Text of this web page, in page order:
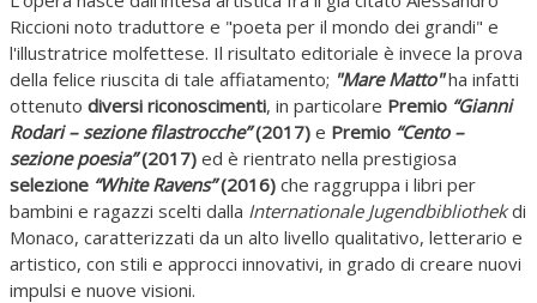
Riccioni noto traduttore e "poeta per il mondo dei grandi" e
l'illustratrice molfettese. Il risultato editoriale è invece la prova
della felice riuscita di tale affiatamento; "Mare Matto" ha infatti
ottenuto diversi riconoscimenti, in particolare Premio “Gianni
Rodari – sezione filastrocche”(2017) e Premio “Cento –
sezione poesia”(2017) ed è rientrato nella prestigiosa
selezione “White Ravens”(2016) che raggruppa i libri per
bambini e ragazzi scelti dalla Internationale Jugendbibliothekdi
Monaco, caratterizzati da un alto livello qualitativo, letterario e
artistico, con stili e approcci innovativi, in grado di creare nuovi
impulsi e nuove visioni.